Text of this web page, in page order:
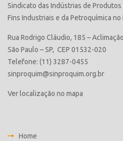
Sindicato das Indústrias de Produtos
Fins Industriais e da Petroquímica no
Rua Rodrigo Cláudio, 185 –
São Paulo – SP, CEP 01532-020
Telefone: (11) 3287-0455
sinproquim@sinproquim.org.br
Ver localização no mapa
Home